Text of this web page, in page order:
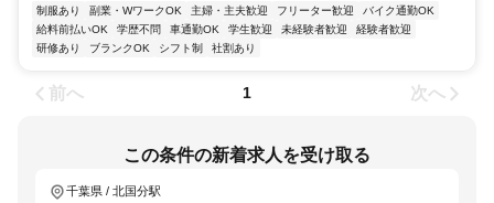
制服あり 副業・WワークOK 主婦・主夫歓迎 フリーター歓迎
バイク通勤OK
給料前払いOK
学歴不問 車通勤OK 学生歓迎 未経験者歓迎
経験者歓迎
研修あり
ブランクOK シフト制 社割あり
前へ 1 次へ
この条件の新着求人を受け取る
千葉県 / 北国分駅